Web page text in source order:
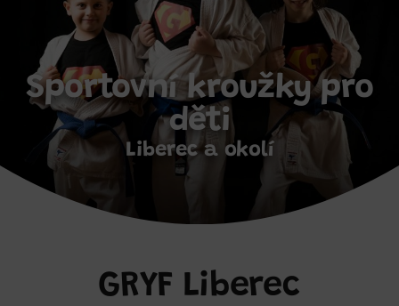
Sportovní kroužky pro
děti
Liberec a okolí
GRYF Liberec